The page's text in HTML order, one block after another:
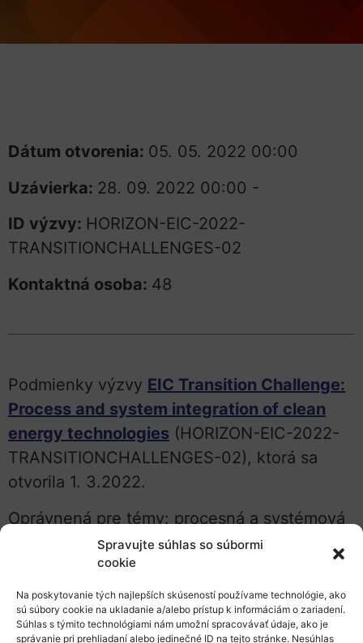
Spravujte súhlas so súbormi
cookie
Na poskytovanie tých najlepších skúseností používame technológie, ako
sú súbory cookie na ukladanie a/alebo prístup k informáciám o zariadení.
Súhlas s týmito technológiami nám umožní spracovávať údaje, ako je
správanie pri prehliadaní alebo jedinečné ID na tejto stránke. Nesúhlas
Dátum otvorenia: 05. 05. 2022 00:00
Uzávierka: 28. 09. 2022 00:00 -
ID výzvy: HORIZON-EIC-2022-
TRANSITIONCHALLENGES-02
Kontaktná osoba: 48
Podmienky výzvy EIC Transition Challenge:
Process and system integration of clean
energy technologies (HORIZON-EIC-2022-
TRANSITIONCHALLENGES-02), ktorá sa
otvorila 1. 3.2022.
Oprávnená pre témy: procesná a systémová
integrácia technológií čistej energie (pozrite
si detailnú definíciu v Pracovnom programe
EIC)
Uzávierka:28.9.2022, vždy do 17:00